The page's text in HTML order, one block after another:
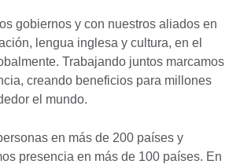
gobiernos y con nuestros aliados en
lengua inglesa y cultura, en el
Trabajando juntos marcamos
creando beneficios para millones
el mundo.
en más de 200 países y
presencia en más de 100 países. En